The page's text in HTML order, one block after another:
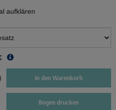
aufklären
In den Warenkorb
Bogen drucken